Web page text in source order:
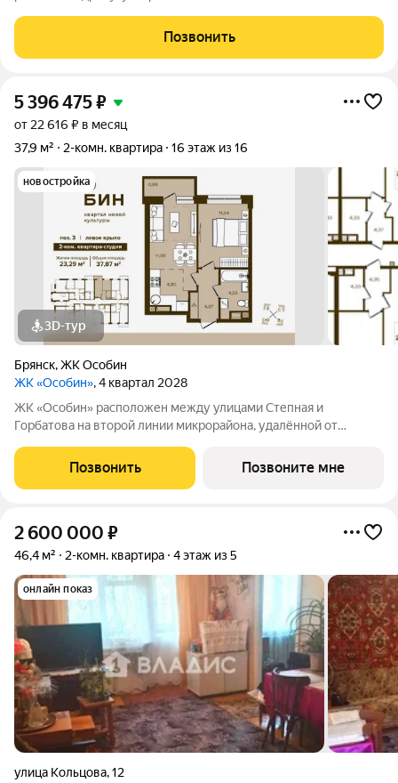
Общей площадью- 48.1 кв. м Кухня- 7 кв.м Санузел раздельный
Две просторные
Позвонить
5 396 475₽
от 22 616 ₽ в месяц
37,9 м²
2-комн. квартира 16 этаж из 16
новостройка
3D-тур
Брянск,ЖК Особин
ЖК «Особин», 4 квартал 2028
ЖК «Особин» расположен между улицами Степная и
Горбатова на второй линии микрорайона, удалённой от
насыщенность городской инфраструктурой подчеркивают
самодостаточность жилого квартала. ЖК «Особин»
Позвонить Позвоните мне
2 600 000 ₽
46,4 м² 2-комн. квартира 4 этаж из 5
онлайн показ
улица Кольцова,12